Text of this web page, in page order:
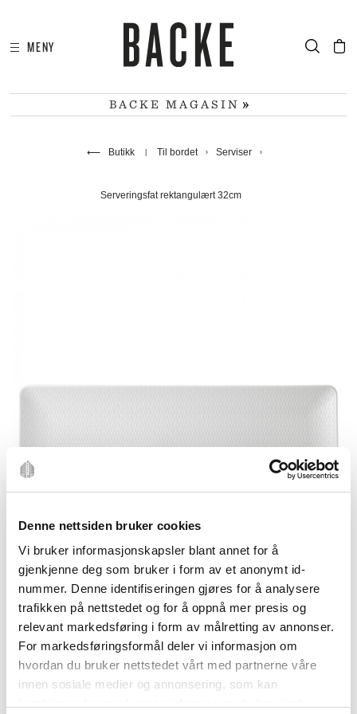
Denne nettsiden bruker cookies
Vi bruker informasjonskapsler blant annet for å
gjenkjenne deg som bruker i form av et anonymt id-
nummer. Denne identifiseringen gjøres for å analysere
trafikken på nettstedet og for å oppnå mer presis og
relevant markedsføring i form av målretting av annonser.
For markedsføringsformål deler vi informasjon om
hvordan du bruker nettstedet vårt med partnerne våre
innen sosiale medier og annonsering, som kan
MENY
BACKE MAGASIN
⟵ Butikk Til bordet Serviser
Serveringsfat rektangulært 32cm
GIO